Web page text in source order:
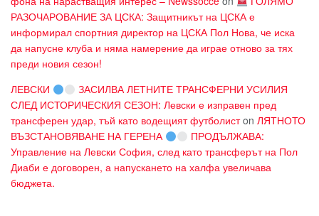
РАЗОЧАРОВАНИЕ ЗА ЦСКА: Защитникът на ЦСКА е
информирал спортния директор на ЦСКА Пол Нова, че иска
да напусне клуба и няма намерение да играе отново за тях
преди новия сезон!
ЛЕВСКИ
ЗАСИЛВА ЛЕТНИТЕ ТРАНСФЕРНИ УСИЛИЯ
СЛЕД ИСТОРИЧЕСКИЯ СЕЗОН: Левски е изправен пред
трансферен удар, тъй като водещият футболистon ЛЯТНОТО
ВЪЗСТАНОВЯВАНЕ НА ГЕРЕНА
ПРОДЪЛЖАВА:
Управление на Левски София, след като трансферът на Пол
Диаби е договорен, а напускането на халфа увеличава
бюджета.